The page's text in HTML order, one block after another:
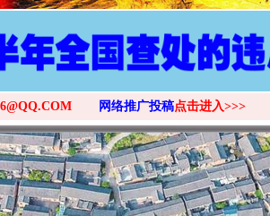
网络推广投稿点击进入>>>